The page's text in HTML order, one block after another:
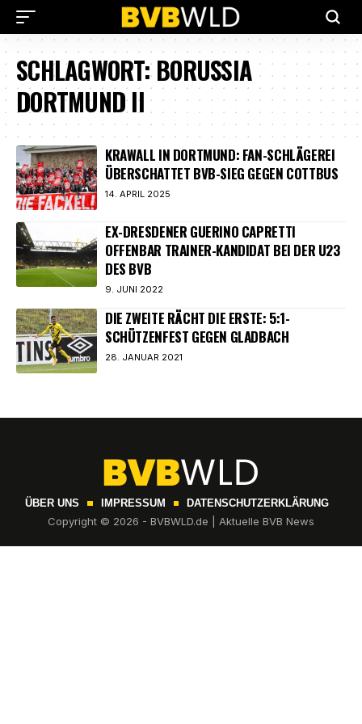
SCHLAGWORT:BORUSSIA
DORTMUND II
KRAWALL IN DORTMUND: FAN-SCHLÄGEREI
ÜBERSCHATTET BVB-SIEG GEGEN COTTBUS
14. APRIL 2025
EX-DRESDENER GUERINO CAPRETTI
OFFENBAR TRAINER-KANDIDAT BEI DER U23
DES BVB
9. JUNI 2022
DIE ZWEITE RÄCHT DIE ERSTE: 5:1-
SCHÜTZENFEST GEGEN GLADBACH
28. JANUAR 2021
ÜBER UNS IMPRESSUM DATENSCHUTZERKLÄRUNG
Copyright © 2026 - BVBWLD.de | Aktuelle BVB News